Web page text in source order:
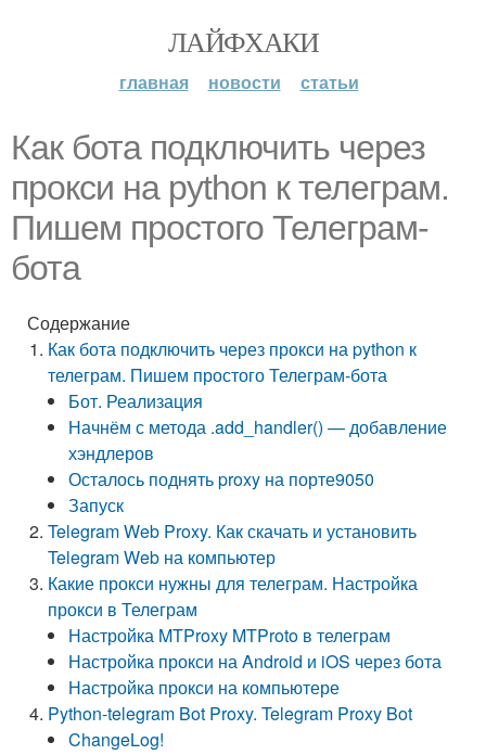
ЛАЙФХАКИ
главная новости статьи
Как бота подключить через
прокси на python к телеграм.
Пишем простого Телеграм-
бота
Содержание
Как бота подключить через прокси на python к
телеграм. Пишем простого Телеграм-бота
Бот. Реализация
Начнём с метода .add_handler() — добавление
хэндлеров
Осталось поднять proxy на порте9050
Запуск
Telegram Web Proxy. Как скачать и установить
Telegram Web на компьютер
Какие прокси нужны для телеграм. Настройка
прокси в Телеграм
Настройка MTProxy MTProto в телеграм
Настройка прокси на Android и iOS через бота
Настройка прокси на компьютере
Python-telegram Bot Proxy. Telegram Proxy Bot
ChangeLog!